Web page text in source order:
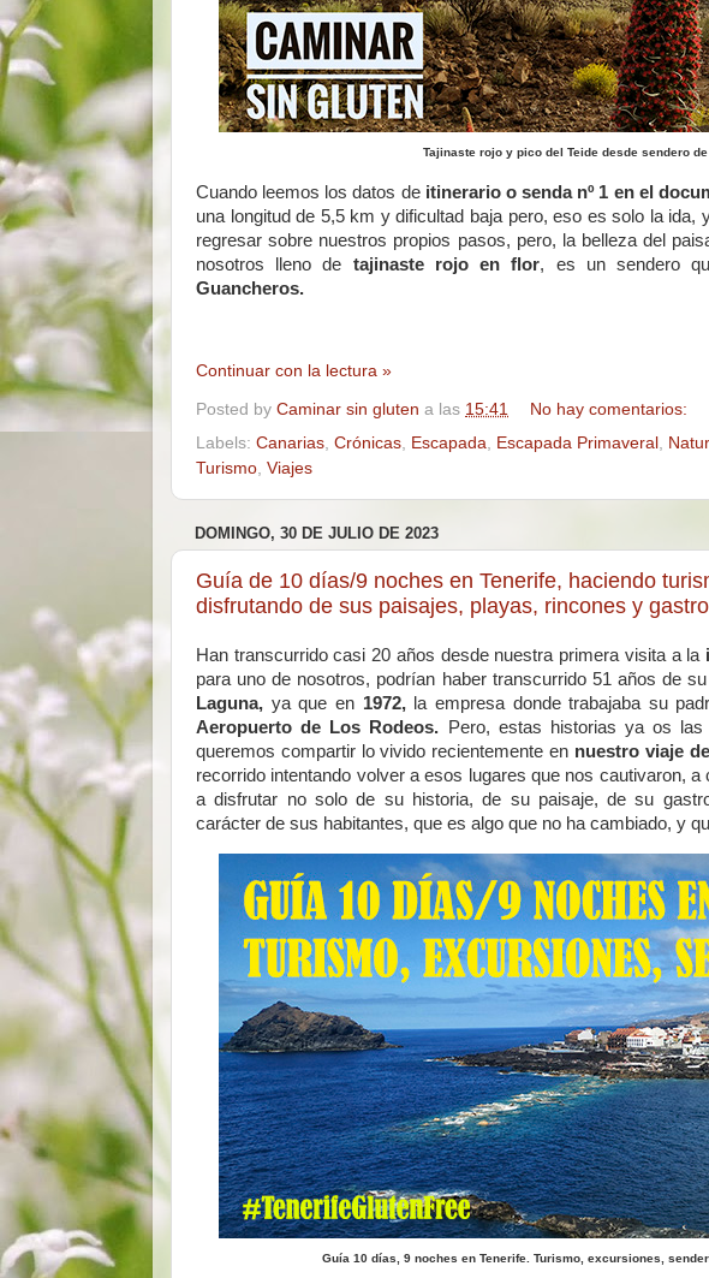
Tajinaste rojo y pico del Teide desde sendero
Cuando leemos los datos de itinerario o senda nº 1 en el
una longitud de 5,5 km y dificultad baja pero, eso es solo la ida,
regresar sobre nuestros propios pasos, pero, la belleza del
nosotros lleno de tajinaste rojo en flor, es un sendero
Guancheros.
Continuar con la lectura »
Posted by Caminar sin gluten a las 15:41
No hay comentarios:
Labels: Canarias Crónicas Escapada Escapada Primaveral
Turismo Viajes
DOMINGO, 30 DE JULIO DE 2023
Guía de 10 días/9 noches en Tenerife, haciendo
disfrutando de sus paisajes, playas, rincones y
Han transcurrido casi 20 años desde nuestra primera visita a la
para uno de nosotros, podrían haber transcurrido 51 años de
Laguna, ya que en1972, la empresa donde trabajaba su
Aeropuerto de Los Rodeos.
Pero, estas historias ya os
queremos compartir lo vivido recientemente en nuestro viaje
recorrido intentando volver a esos lugares que nos cautivaron,
a disfrutar no solo de su historia, de su paisaje, de su
carácter de sus habitantes, que es algo que no ha cambiado, y
Guía 10 días, 9 noches en Tenerife. Turismo, excursiones,